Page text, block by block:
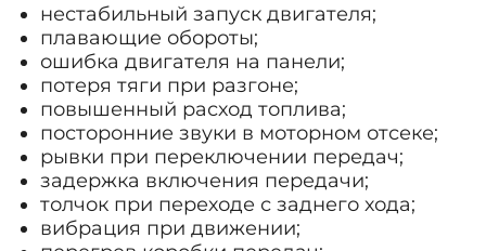
нестабильный запуск двигателя;
плавающие обороты;
ошибка двигателя на панели;
потеря тяги при разгоне;
повышенный расход топлива;
посторонние звуки в моторном отсеке;
рывки при переключении передач;
задержка включения передачи;
толчок при переходе с заднего хода;
вибрация при движении;